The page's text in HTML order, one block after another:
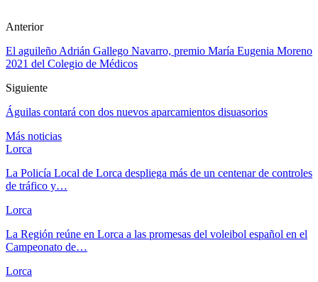
Anterior
El aguileño Adrián Gallego Navarro, premio María Eugenia Moreno
2021 del Colegio de Médicos
Siguiente
Águilas contará con dos nuevos aparcamientos disuasorios
Más noticias
Lorca
La Policía Local de Lorca despliega más de un centenar de controles
de tráfico y…
Lorca
La Región reúne en Lorca a las promesas del voleibol español en el
Campeonato de…
Lorca